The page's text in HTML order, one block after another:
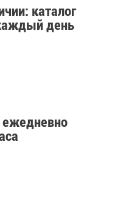
каталог
день
ежедневно